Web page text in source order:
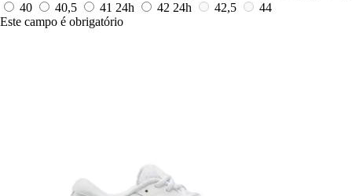
40
40,5 41 24h 42 24h 42,5
44
Este campo é obrigatório